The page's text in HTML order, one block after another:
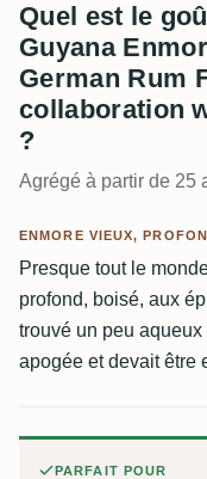
Quel est le
Guyana
German Rum
collaboration
?
Agrégé à partir de 25
ENMORE VIEUX,
Presque tout le
profond, boisé, aux
trouvé un peu
apogée et devait être
PARFAIT POUR